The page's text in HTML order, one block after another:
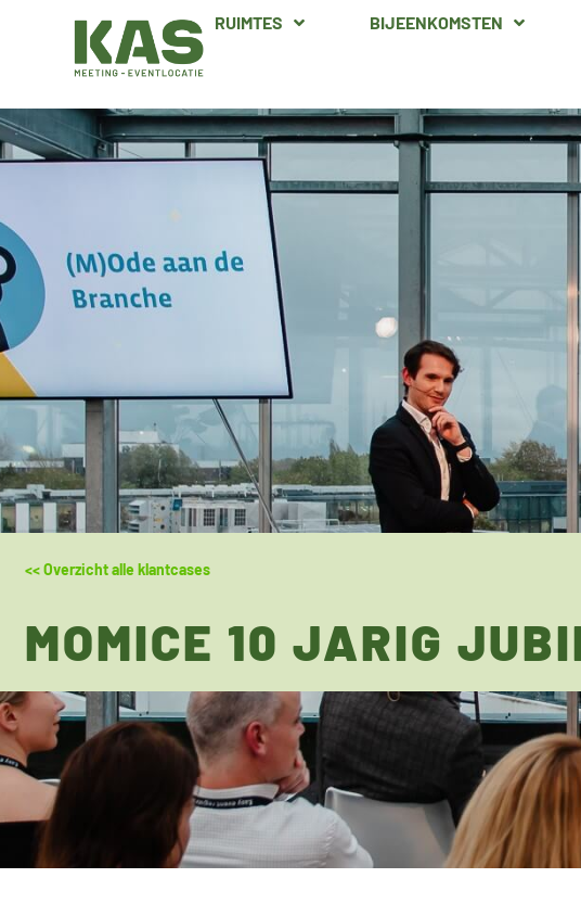
RUIMTES BIJEENKOMSTEN
<< Overzicht alle klantcases
MOMICE 10 JARIG